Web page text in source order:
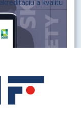
a kvalitu